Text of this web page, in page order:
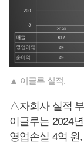
▲ 이글루 실적.
△자회사 실적
이글루는 2024
영업손실 4억 원